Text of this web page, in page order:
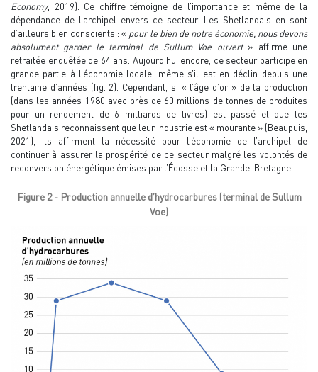
Economy, 2019). Ce chiffre témoigne de l’importance et même de la
dépendance de l’archipel envers ce secteur. Les Shetlandais en sont
d’ailleurs bien conscients : « pour le bien de notre économie, nous devons
absolument garder le terminal de Sullum Voe ouvert» affirme une
retraitée enquêtée de 64 ans. Aujourd’hui encore, ce secteur participe en
grande partie à l’économie locale, même s’il est en déclin depuis une
trentaine d’années (fig. 2). Cependant, si « l’âge d’or » de la production
(dans les années 1980 avec près de 60 millions de tonnes de produites
pour un rendement de 6 milliards de livres) est passé et que les
Shetlandais reconnaissent que leur industrie est « mourante » (Beaupuis,
2021), ils affirment la nécessité pour l’économie de l’archipel de
continuer à assurer la prospérité de ce secteur malgré les volontés de
reconversion énergétique émises par l’Écosse et la Grande-Bretagne.
Figure 2 - Production annuelle d’hydrocarbures (terminal de Sullum
Voe)